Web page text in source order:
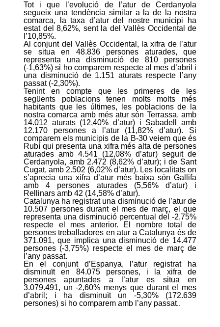
Tot i que l’evolució de l’atur de Cerdanyola
segueix una tendència similar a la de la nostra
comarca, la taxa d’atur del nostre municipi ha
estat del 8,62%, sent la del Vallès Occidental de
l’10,85%.
Al conjunt del Vallès Occidental, la xifra de l’atur
se situa en 48.836 persones aturades, que
representa una disminució de 810 persones
(-1,63%) si ho comparem respecte al mes d’abril i
una disminució de 1.151 aturats respecte l’any
passat (-2,30%).
Tenint en compte que les primeres de les
següents poblacions tenen molts molts més
habitants que les últimes, les poblacions de la
nostra comarca amb més atur són Terrassa, amb
14.012 aturats (12,40% d’atur) i Sabadell amb
12.170 persones a l’atur (11,82% d’atur). Si
comparem els municipis de la B-30 veiem que és
Rubí qui presenta una xifra més alta de persones
aturades amb 4.541 (12,08% d’atur) seguit de
Cerdanyola, amb 2.472 (8,62% d’atur); i de Sant
Cugat, amb 2.502 (6,02% d’atur). Les localitats on
s’aprecia una xifra d’atur més baixa són Gallifa
amb 4 persones aturades (5,56% d’atur) i
Rellinars amb 42 (14,58% d’atur).
Catalunya ha registrat una disminució de l’atur de
10.507 persones durant el mes de març, el que
representa una disminució percentual del -2,75%
respecte el mes anterior. El nombre total de
persones treballadores en atur a Catalunya és de
371.091, que implica una disminució de 14.477
persones (-3,75%) respecte el mes de març de
l’any passat.
En el conjunt d’Espanya, l’atur registrat ha
disminuït en 84.075 persones, i la xifra de
persones apuntades a l’atur es situa en
3.079.491, un -2,60% menys que durant el mes
d’abril; i ha disminuït un -5,30% (172.639
persones) si ho comparem amb l’any passat..